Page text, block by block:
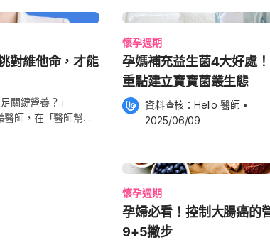
對維他命，才能
關鍵營養？」
師，在「醫師幫幫
維他命，不僅在忙碌
懷孕週期
孕媽補充益生菌4大好處
重點建立寶寶菌叢生態
資料查核： Hello 醫師 •
2025/06/09
懷孕週期
孕婦必看！控制大腸癌的
9+5撇步